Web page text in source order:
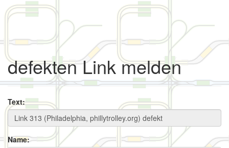
defekten Link melden
Text:
Name: